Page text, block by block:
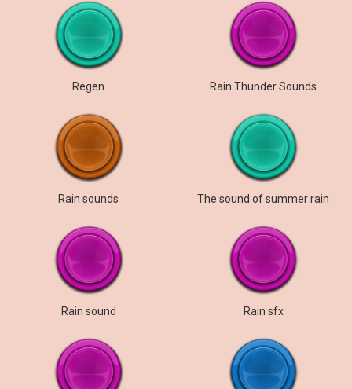
Regen Rain Thunder Sounds
Rain sounds The sound of summer rain
Rain sound Rain sfx